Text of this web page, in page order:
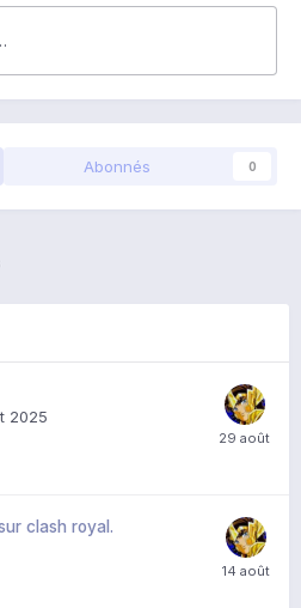
Abonnés 0
2025
clash royal.